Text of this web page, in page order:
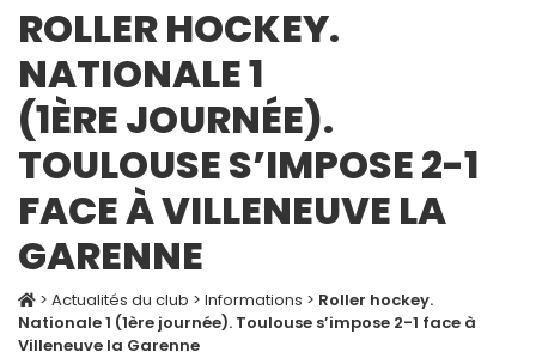
ROLLER HOCKEY.
NATIONALE 1
(1ÈRE JOURNÉE).
TOULOUSE S’IMPOSE 2-1
FACE À VILLENEUVE LA
GARENNE
> Actualités du club > Informations > Roller hockey.
Nationale 1 (1ère journée). Toulouse s’impose 2-1 face à
Villeneuve la Garenne